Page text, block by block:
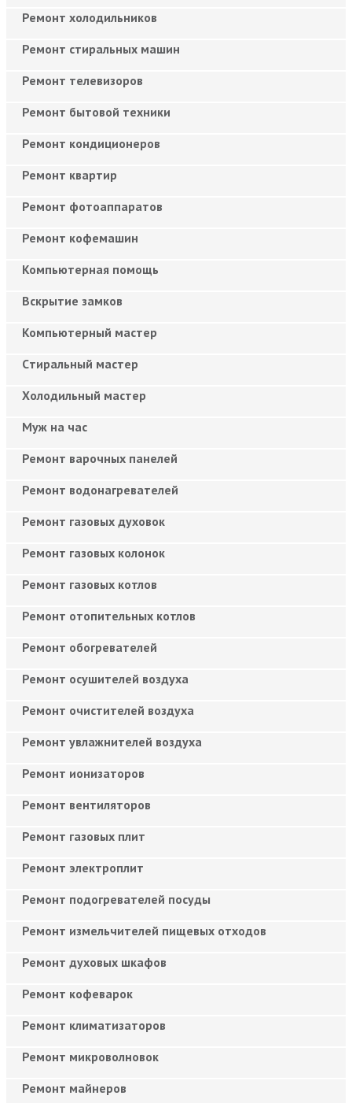
Ремонт холодильников
Ремонт стиральных машин
Ремонт телевизоров
Ремонт бытовой техники
Ремонт кондиционеров
Ремонт квартир
Ремонт фотоаппаратов
Ремонт кофемашин
Компьютерная помощь
Вскрытие замков
Компьютерный мастер
Cтиральный мастер
Холодильный мастер
Муж на час
Ремонт варочных панелей
Ремонт водонагревателей
Ремонт газовых духовок
Ремонт газовых колонок
Ремонт газовых котлов
Ремонт отопительных котлов
Ремонт обогревателей
Ремонт осушителей воздуха
Ремонт очистителей воздуха
Ремонт увлажнителей воздуха
Ремонт ионизаторов
Ремонт вентиляторов
Ремонт газовых плит
Ремонт электроплит
Ремонт подогревателей посуды
Ремонт измельчителей пищевых отходов
Ремонт духовых шкафов
Ремонт кофеварок
Ремонт климатизаторов
Ремонт микроволновок
Ремонт майнеров